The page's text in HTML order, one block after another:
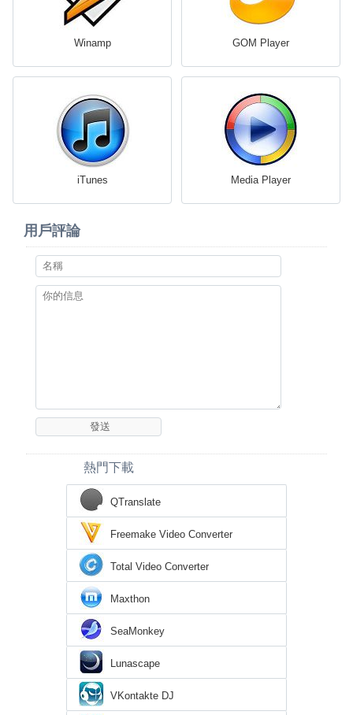
Winamp GOM Player
iTunes Media Player
用戶評論
熱門下載
QTranslate
Freemake Video Converter
Total Video Converter
Maxthon
SeaMonkey
Lunascape
VKontakte DJ